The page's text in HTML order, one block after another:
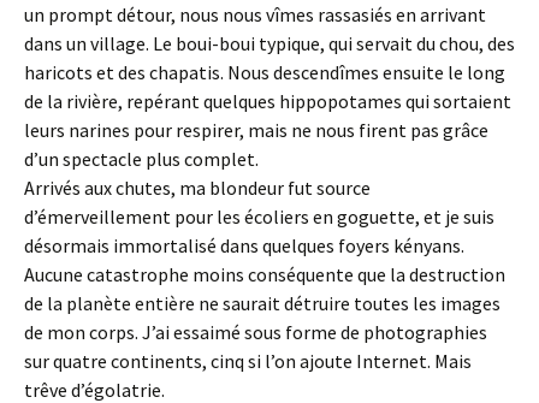
un prompt détour, nous nous vîmes rassasiés en arrivant
dans un village. Le boui-boui typique, qui servait du chou, des
haricots et des chapatis. Nous descendîmes ensuite le long
de la rivière, repérant quelques hippopotames qui sortaient
leurs narines pour respirer, mais ne nous firent pas grâce
d’un spectacle plus complet.
Arrivés aux chutes, ma blondeur fut source
d’émerveillement pour les écoliers en goguette, et je suis
désormais immortalisé dans quelques foyers kényans.
Aucune catastrophe moins conséquente que la destruction
de la planète entière ne saurait détruire toutes les images
de mon corps. J’ai essaimé sous forme de photographies
sur quatre continents, cinq si l’on ajoute Internet. Mais
trêve d’égolatrie.